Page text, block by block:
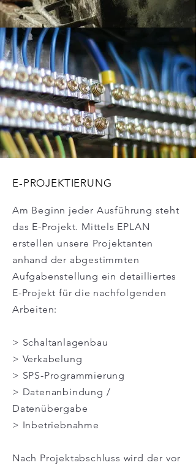
E-PROJEKTIERUNG
Am Beginn jeder Ausführung steht
das E-Projekt. Mittels EPLAN
erstellen unsere Projektanten
anhand der abgestimmten
Aufgabenstellung ein detailliertes
E-Projekt für die nachfolgenden
Arbeiten:
> Schaltanlagenbau
> Verkabelung
> SPS-Programmierung
> Datenanbindung /
Datenübergabe
> Inbetriebnahme
Nach Projektabschluss wird der vor